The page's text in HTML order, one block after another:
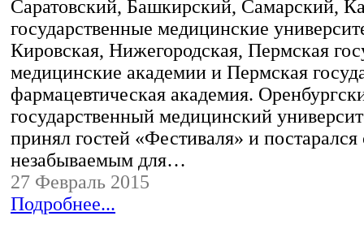
Саратовский, Башкирский, Самарский,
государственные медицинские
Кировская, Нижегородская, Пермская
медицинские академии и Пермская
фармацевтическая академия.
государственный медицинский
принял гостей «Фестиваля» и постарался
незабываемым для…
27 Февраль 2015
Подробнее...